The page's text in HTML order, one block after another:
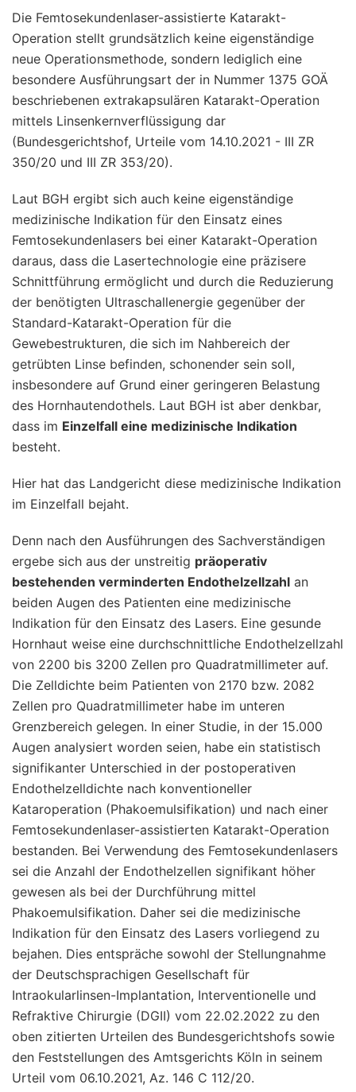
Die Femtosekundenlaser-assistierte Katarakt-
Operation stellt grundsätzlich keine eigenständige
neue Operationsmethode, sondern lediglich eine
besondere Ausführungsart der in Nummer 1375 GOÄ
beschriebenen extrakapsulären Katarakt-Operation
mittels Linsenkernverflüssigung dar
(Bundesgerichtshof, Urteile vom 14.10.2021 - III ZR
350/20 und III ZR 353/20).
Laut BGH ergibt sich auch keine eigenständige
medizinische Indikation für den Einsatz eines
Femtosekundenlasers bei einer Katarakt-Operation
daraus, dass die Lasertechnologie eine präzisere
Schnittführung ermöglicht und durch die Reduzierung
der benötigten Ultraschallenergie gegenüber der
Standard-Katarakt-Operation für die
Gewebestrukturen, die sich im Nahbereich der
getrübten Linse befinden, schonender sein soll,
insbesondere auf Grund einer geringeren Belastung
des Hornhautendothels. Laut BGH ist aber denkbar,
dass im Einzelfall eine medizinische Indikation
besteht.
Hier hat das Landgericht diese medizinische Indikation
im Einzelfall bejaht.
Denn nach den Ausführungen des Sachverständigen
ergebe sich aus der unstreitig präoperativ
bestehenden verminderten Endothelzellzahl an
beiden Augen des Patienten eine medizinische
Indikation für den Einsatz des Lasers. Eine gesunde
Hornhaut weise eine durchschnittliche Endothelzellzahl
von 2200 bis 3200 Zellen pro Quadratmillimeter auf.
Die Zelldichte beim Patienten von 2170 bzw. 2082
Zellen pro Quadratmillimeter habe im unteren
Grenzbereich gelegen. In einer Studie, in der 15.000
Augen analysiert worden seien, habe ein statistisch
signifikanter Unterschied in der postoperativen
Endothelzelldichte nach konventioneller
Kataroperation (Phakoemulsifikation) und nach einer
Femtosekundenlaser-assistierten Katarakt-Operation
bestanden. Bei Verwendung des Femtosekundenlasers
sei die Anzahl der Endothelzellen signifikant höher
gewesen als bei der Durchführung mittel
Phakoemulsifikation. Daher sei die medizinische
Indikation für den Einsatz des Lasers vorliegend zu
bejahen. Dies entspräche sowohl der Stellungnahme
der Deutschsprachigen Gesellschaft für
Intraokularlinsen-Implantation, Interventionelle und
Refraktive Chirurgie (DGII) vom 22.02.2022 zu den
oben zitierten Urteilen des Bundesgerichtshofs sowie
den Feststellungen des Amtsgerichts Köln in seinem
Urteil vom 06.10.2021, Az. 146 C 112/20.